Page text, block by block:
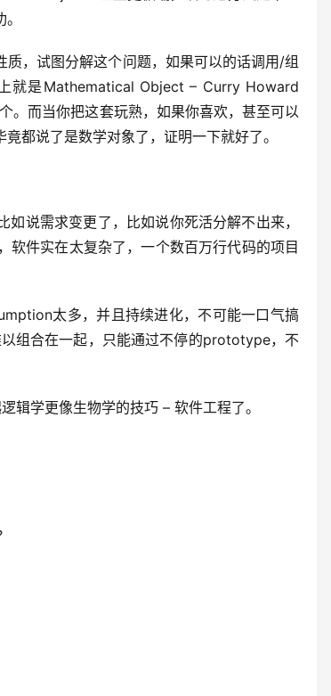
，试图分解这个问题，如果可以的话调用/组
就是Mathematical Object – Curry Howard
而当你把这套玩熟，如果你喜欢，甚至可以
都说了是数学对象了，证明一下就好了。
说需求变更了，比如说你死活分解不出来，
软件实在太复杂了，一个数百万行代码的项目
太多，并且持续进化，不可能一口气搞
组合在一起，只能通过不停的prototype，不
辑学更像生物学的技巧 – 软件工程了。